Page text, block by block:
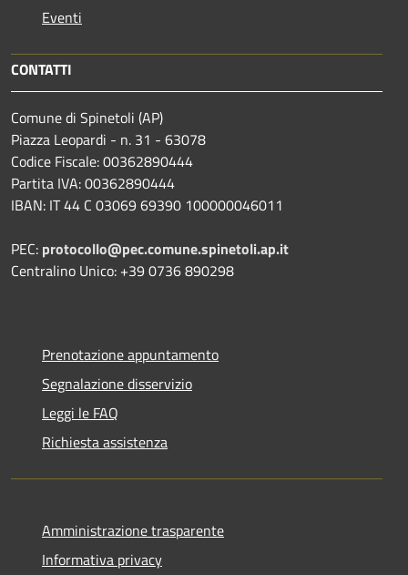
Eventi
CONTATTI
Comune di Spinetoli (AP)
Piazza Leopardi - n. 31 - 63078
Codice Fiscale: 00362890444
Partita IVA: 00362890444
IBAN: IT 44 C 03069 69390 100000046011
PEC: protocollo@pec.comune.spinetoli.ap.it
Centralino Unico: +39 0736 890298
Prenotazione appuntamento
Segnalazione disservizio
Leggi le FAQ
Richiesta assistenza
Amministrazione trasparente
Informativa privacy